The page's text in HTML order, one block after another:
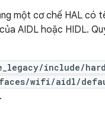
một cơ chế HAL có
AIDL hoặc HIDL.
include/
wifi/aidl/